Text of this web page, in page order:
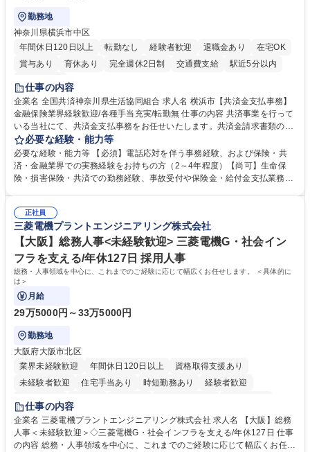
勤務地
神奈川県横浜市中区
年間休日120日以上
転勤なし 経験者歓迎 退職金あり
在宅OK
賞与あり
育休あり 完全週休2日制 交通費支給
駅近5分以内
土日祝休み
仕事の内容
企業名 全国共済神奈川県生活協同組合 求人名 横浜市【共済金支払事務】
金融保険業界経験歓迎/各種手当充実/転勤無 仕事の内容 共済事業を行って
いる当社にて、共済金支払事務をお任せいたします。共済金請求書類の受
付・内容確認・審査・データ入力のほか、加入者様や医療機関等からの問
い合わせ電話対応や書類発送等を担当します。 ■共済金請求書類の受付、
内容確認、および共済金支払に関する審査・事務処理業務全般を担当 ■専
用システムへのデータ入力、各種必要書類の作成・発送作業 ■加入者様や
指定する業務 募集職種 横浜市【共済金支払事務】金融保険業界経験歓迎/
各種手当充実/転勤無
必要な経験・能力等
必要な経験・能力等 【必須】電話応対を伴う事務経験、および保険・共
済・金融業界での実務経験をお持ちの方（2～4年程度）【尚可】生命保
険・損害保険・共済での勤務経験、事故受付や保険金・給付金支払業務経
務へのキャリアチェンジ希望者も大歓迎です！ 学歴・資格 学歴：大学院
大学 高専 短大 専修学校 高校 語学力： 資格：
正社員
三菱電機プラントエンジニアリング株式会社
【大阪】総務人事<未経験歓迎> 三菱電機G・社会イン
フラを支える/年休127日 採用人事
総務・人事領域を中心に、これまでのご経験に応じて幅広くお任せします。 ＜具体的に
は＞
月給
29万5000円～33万5000円
勤務地
大阪府大阪市北区
業界未経験歓迎
年間休日120日以上
資格取得支援あり
未経験者歓迎
住宅手当あり 時短勤務あり
経験者歓迎
退職金あり
駅近5分以内
土日祝休み 服装自由 寮・社宅あり 食事補助あり
仕事の内容
企業名 三菱電機プラントエンジニアリング株式会社 求人名 【大阪】総務
人事＜未経験歓迎＞◇三菱電機G・社会インフラを支える/年休127日 仕事
の内容 総務・人事領域を中心に、これまでのご経験に応じて幅広くお任せ